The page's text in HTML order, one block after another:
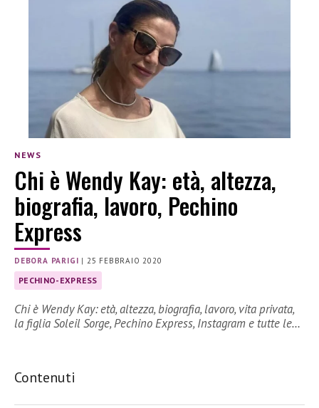
NEWS
Chi è Wendy Kay: età, altezza,
biografia, lavoro, Pechino
Express
DEBORA PARIGI | 25 FEBBRAIO 2020
PECHINO-EXPRESS
Chi è Wendy Kay: età, altezza, biografia, lavoro, vita privata,
la figlia Soleil Sorge, Pechino Express, Instagram e tutte le…
Contenuti